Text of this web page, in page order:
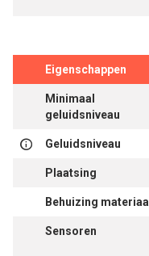
Eigenschappen
Minimaal
geluidsniveau
Geluidsniveau
Plaatsing
Behuizing materiaal
Sensoren